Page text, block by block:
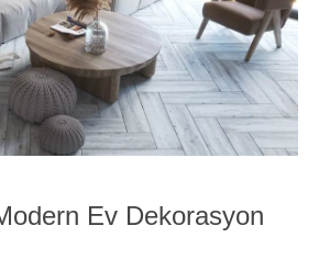
Ev Dekorasyon